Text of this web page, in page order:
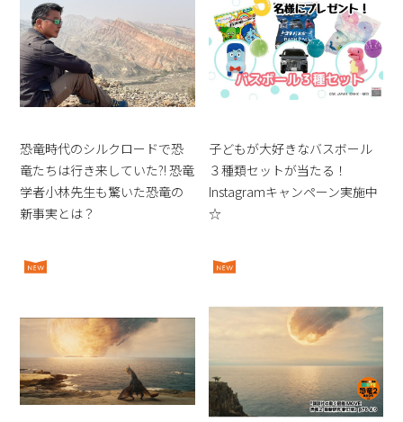
恐竜時代のシルクロードで恐
竜たちは行き来していた?! 恐竜
学者小林先生も驚いた恐竜の
新事実とは？
子どもが大好きなバスボール
３種類セットが当たる！
Instagramキャンペーン実施中
☆